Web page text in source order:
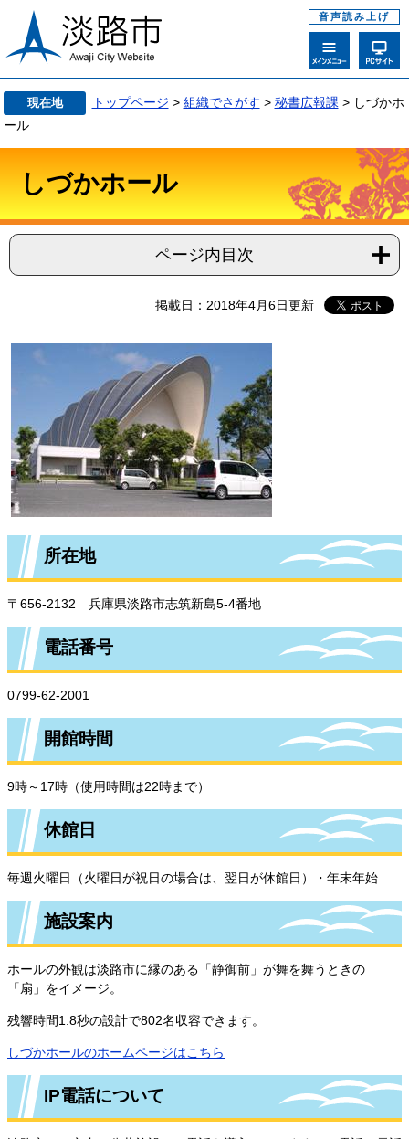
音声読み上げ
現在地 トップページ > 組織でさがす > 秘書広報課 > しづかホ
ール
しづかホール
ページ内目次
掲載日：2018年4月6日更新
所在地
〒656-2132 兵庫県淡路市志筑新島5-4番地
電話番号
0799-62-2001
開館時間
9時～17時（使用時間は22時まで）
休館日
毎週火曜日（火曜日が祝日の場合は、翌日が休館日）・年末年始
施設案内
ホールの外観は淡路市に縁のある「静御前」が舞を舞うときの
「扇」をイメージ。
残響時間1.8秒の設計で802名収容できます。
しづかホールのホームページはこちら
IP電話について